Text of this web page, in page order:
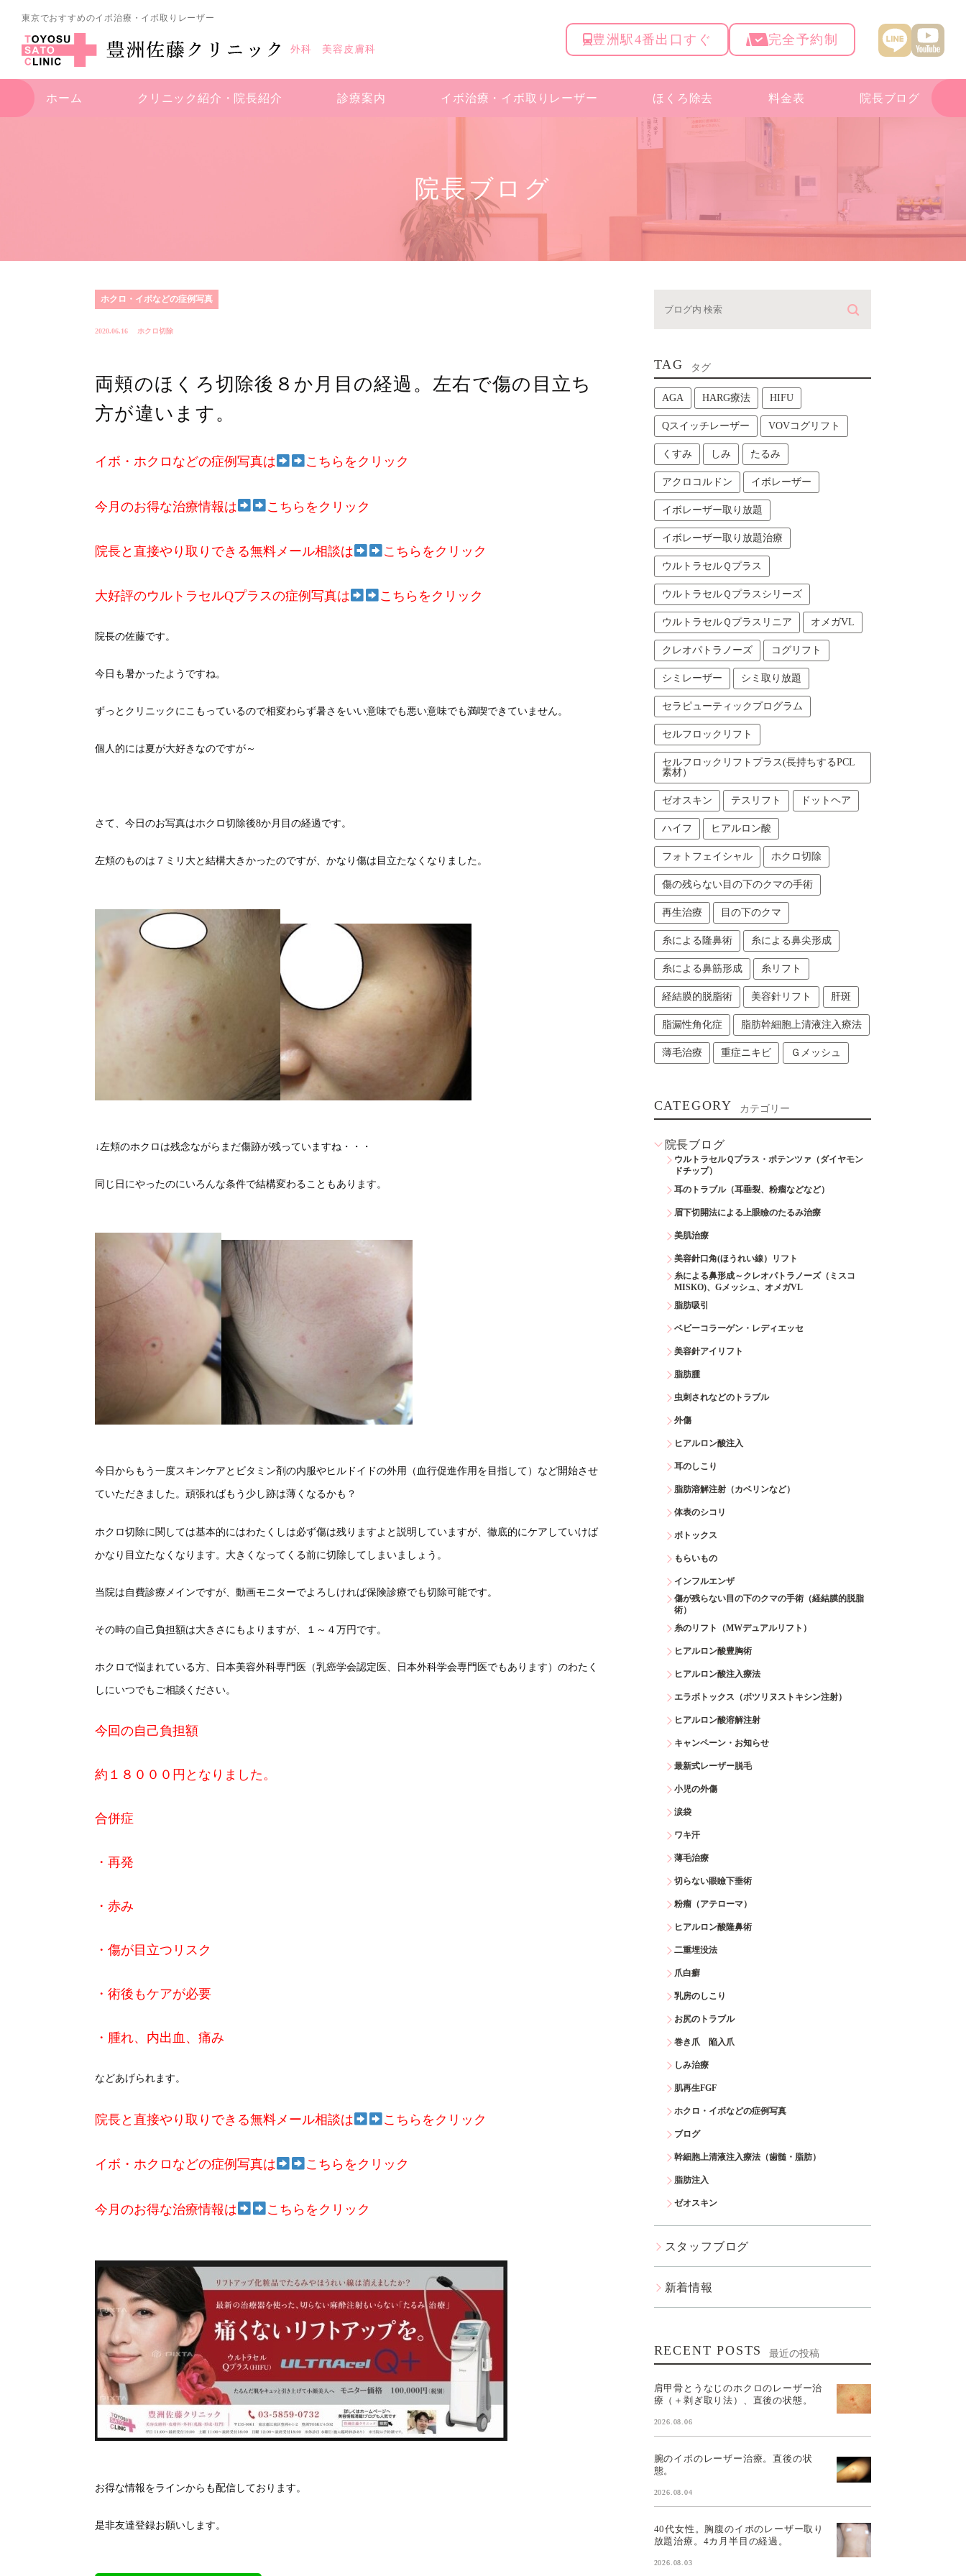
東京でおすすめのイボ治療・イボ取りレーザー
外科 美容皮膚科
豊洲駅4番出口すぐ 完全予約制
ホーム クリニック紹介・ 院長紹介 診療案内 イボ治療・ イボ取りレーザー ほくろ除去 料金表 院長ブログ
院長ブログ
ホクロ・イボなどの症例写真
2020.06.16 ホクロ切除
両頬のほくろ切除後８か月目の経過。左右で傷の目立ち
方が違います。
イボ・ホクロなどの症例写真は こちらをクリック
今月のお得な治療情報は こちらをクリック
院長と直接やり取りできる無料メール相談は こちらをクリック
大好評のウルトラセルQプラスの症例写真は こちらをクリック
院長の佐藤です。
今日も暑かったようですね。
ずっとクリニックにこもっているので相変わらず暑さをいい意味でも悪い意味でも満喫できていません。
個人的には夏が大好きなのですが～
さて、今日のお写真はホクロ切除後8か月目の経過です。
左頬のものは７ミリ大と結構大きかったのですが、かなり傷は目立たなくなりました。
↓左頬のホクロは残念ながらまだ傷跡が残っていますね・・・
同じ日にやったのにいろんな条件で結構変わることもあります。
今日からもう一度スキンケアとビタミン剤の内服やヒルドイドの外用（血行促進作用を目指して）など開始させ
ていただきました。頑張ればもう少し跡は薄くなるかも？
ホクロ切除に関しては基本的にはわたくしは必ず傷は残りますよと説明していますが、徹底的にケアしていけば
かなり目立たなくなります。大きくなってくる前に切除してしまいましょう。
当院は自費診療メインですが、動画モニターでよろしければ保険診療でも切除可能です。
その時の自己負担額は大きさにもよりますが、１～４万円です。
ホクロで悩まれている方、日本美容外科専門医（乳癌学会認定医、日本外科学会専門医でもあります）のわたく
しにいつでもご相談ください。
今回の自己負担額
約１８０００円となりました。
合併症
・再発
・赤み
・傷が目立つリスク
・術後もケアが必要
・腫れ、内出血、痛み
などあげられます。
院長と直接やり取りできる無料メール相談は こちらをクリック
イボ・ホクロなどの症例写真は こちらをクリック
今月のお得な治療情報は こちらをクリック
お得な情報をラインからも配信しております。
是非友達登録お願いします。
TAG タグ
AGA HARG療法 HIFU
Qスイッチレーザー VOVコグリフト
くすみ しみ たるみ
アクロコルドン イボレーザー
イボレーザー取り放題
イボレーザー取り放題治療
ウルトラセルＱプラス
ウルトラセルＱプラスシリーズ
ウルトラセルＱプラスリニア オメガVL
クレオパトラノーズ コグリフト
シミレーザー シミ取り放題
セラピューティックプログラム
セルフロックリフト
セルフロックリフトプラス(長持ちするPCL
素材）
ゼオスキン テスリフト ドットヘア
ハイフ ヒアルロン酸
フォトフェイシャル ホクロ切除
傷の残らない目の下のクマの手術
再生治療 目の下のクマ
糸による隆鼻術 糸による鼻尖形成
糸による鼻筋形成 糸リフト
経結膜的脱脂術 美容針リフト 肝斑
脂漏性角化症 脂肪幹細胞上清液注入療法
薄毛治療 重症ニキビ Ｇメッシュ
CATEGORY カテゴリー
院長ブログ
ウルトラセルＱプラス・ポテンツァ（ダイヤモン
ドチップ）
耳のトラブル（耳垂裂、粉瘤などなど）
眉下切開法による上眼瞼のたるみ治療
美肌治療
美容針口角(ほうれい線）リフト
糸による鼻形成～クレオパトラノーズ（ミスコ
MISKO)、Gメッシュ、オメガVL
脂肪吸引
ベビーコラーゲン・レディエッセ
美容針アイリフト
脂肪腫
虫刺されなどのトラブル
外傷
ヒアルロン酸注入
耳のしこり
脂肪溶解注射（カベリンなど）
体表のシコリ
ボトックス
もらいもの
インフルエンザ
傷が残らない目の下のクマの手術（経結膜的脱脂
術）
糸のリフト（MWデュアルリフト）
ヒアルロン酸豊胸術
ヒアルロン酸注入療法
エラボトックス（ボツリヌストキシン注射）
ヒアルロン酸溶解注射
キャンペーン・お知らせ
最新式レーザー脱毛
小児の外傷
涙袋
ワキ汗
薄毛治療
切らない眼瞼下垂術
粉瘤（アテローマ）
ヒアルロン酸隆鼻術
二重埋没法
爪白癬
乳房のしこり
お尻のトラブル
巻き爪 陥入爪
しみ治療
肌再生FGF
ホクロ・イボなどの症例写真
ブログ
幹細胞上清液注入療法（歯髄・脂肪）
脂肪注入
ゼオスキン
スタッフブログ
新着情報
RECENT POSTS 最近の投稿
肩甲骨とうなじのホクロのレーザー治
療（＋剥ぎ取り法）、直後の状態。
2026.08.06
腕のイボのレーザー治療。直後の状
態。
2026.08.04
40代女性。胸腹のイボのレーザー取り
放題治療。4カ月半目の経過。
2026.08.03